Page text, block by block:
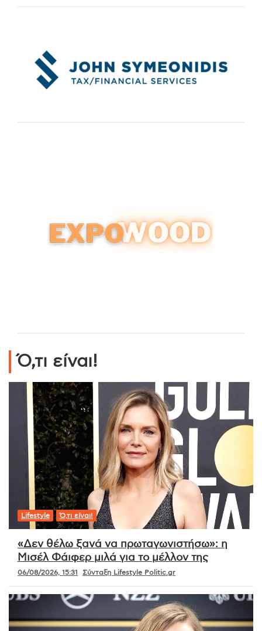
Ό,τι είναι!
Lifestyle Ό,τι είναι!
«Δεν θέλω ξανά να πρωταγωνιστήσω»: η
Μισέλ Φάιφερ μιλά για το μέλλον της
06/08/2026, 15:31 Σύνταξη Lifestyle Politic.gr